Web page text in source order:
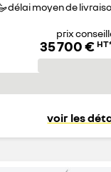
délai moyen de
prix
35 700 € HT
voir les